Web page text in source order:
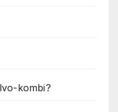
kombi?